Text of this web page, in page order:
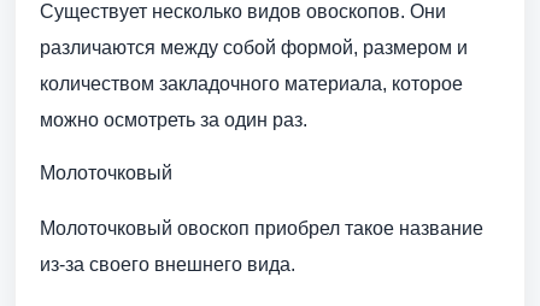
Существует несколько видов овоскопов. Они
различаются между собой формой, размером и
количеством закладочного материала, которое
можно осмотреть за один раз.
Молоточковый
Молоточковый овоскоп приобрел такое название
из-за своего внешнего вида.